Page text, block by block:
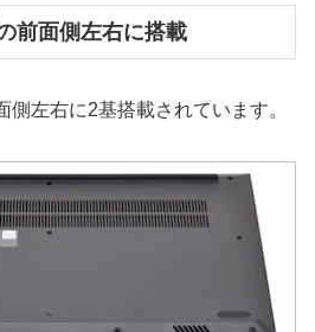
前面側左右に搭載
側左右に2基搭載されています。